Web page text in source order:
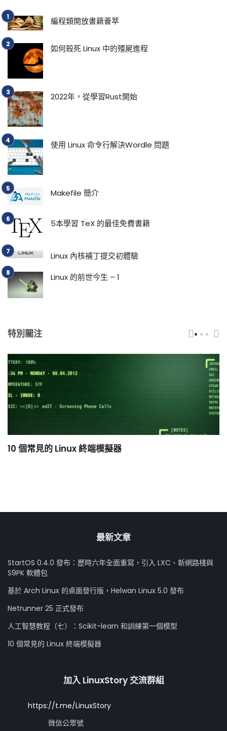
編程類開放書籍薈萃
如何殺死 Linux 中的殭屍進程
2022年，從學習Rust開始
使用 Linux 命令行解決Wordle 問題
Makefile 簡介
5本學習 TeX 的最佳免費書籍
Linux 內核補丁提交初體驗
Linux 的前世今生 – 1
特別關注
10 個常見的 Linux 終端模擬器
最新文章
StartOS 0.4.0 發布：歷時六年全面重寫，引入 LXC、新網路棧與
S9PK 軟體包
基於 Arch Linux 的桌面發行版，Helwan Linux 5.0 發布
Netrunner 25 正式發布
人工智慧教程（七）：Scikit-learn 和訓練第一個模型
10 個常見的 Linux 終端模擬器
加入 LinuxStory 交流群組
https://t.me/LinuxStory
微信公眾號